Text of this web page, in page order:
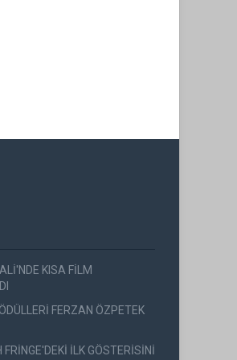
KISA FİLM
FERZAN ÖZPETEK
İLK GÖSTERİSİNİ